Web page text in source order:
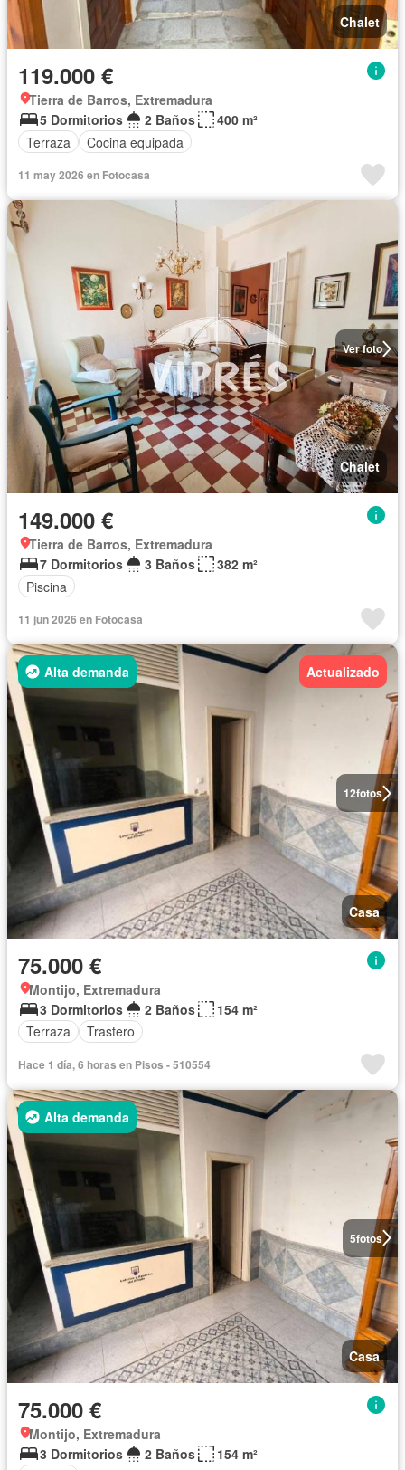
Chalet
119.000 €
Tierra de Barros, Extremadura
5 Dormitorios
2 Baños
400 m²
Terraza
Cocina equipada
11 may 2026 en Fotocasa
Ver foto
Chalet
149.000 €
Tierra de Barros, Extremadura
7 Dormitorios
3 Baños
382 m²
Piscina
11 jun 2026 en Fotocasa
12fotos
Alta demanda Actualizado
Casa
75.000 €
Montijo, Extremadura
3 Dormitorios
2 Baños
154 m²
Terraza
Trastero
Hace 1 día, 6 horas en Pisos - 510554
5fotos
Alta demanda
Casa
75.000 €
Montijo, Extremadura
3 Dormitorios
2 Baños
154 m²